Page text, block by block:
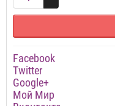
Facebook
Twitter
Google+
Мой Мир